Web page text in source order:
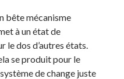
bête mécanisme
à un état de
le dos d’autres états.
se produit pour le
de change juste